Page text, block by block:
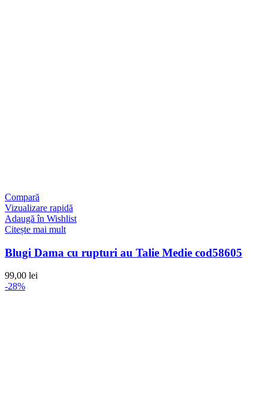
Compară
Vizualizare rapidă
Adaugă în Wishlist
Citește mai mult
Blugi Dama cu rupturi au Talie Medie cod58605
99,00 lei
-28%